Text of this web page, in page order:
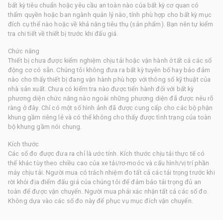
bất kỳ tiêu chuẩn hoặc yêu cầu an toàn nào của bất kỳ cơ quan có
thẩm quyền hoặc ban ngành quản lý nào, tính phù hợp cho bất kỳ mục
đích cụ thể nào hoặc về khả năng tiêu thụ (sản phẩm). Bạn nên tự kiểm
tra chi tiết về thiết bị trước khi đấu giá.
Chức năng
Thiết bị chưa được kiểm nghiệm chịu tải hoặc vận hành ở tất cả các số
động cơ có sẵn. Chúng tôi không đưa ra bất kỳ tuyên bố hay bảo đảm
nào cho thấy thiết bị đang vận hành phù hợp với thông số kỹ thuật của
nhà sản xuất. Chưa có kiểm tra nào được tiến hành đối với bất kỳ
phương diện chức năng nào ngoài những phương diện đã được nêu rõ
ràng ở đây. Chỉ có một số hình ảnh đã được cung cấp cho các bộ phận
khung gầm riêng lẻ và có thể không cho thấy được tình trạng của toàn
bộ khung gầm nói chung.
Kích thước
Các số đo được đưa ra chỉ là ước tính. Kích thước chịu tải thực tế có
thể khác tùy theo chiều cao của xe tải/rơ-moóc và cấu hình/vị trí phần
máy chịu tải. Người mua có trách nhiệm đo tất cả các tải trọng trước khi
rời khỏi địa điểm đấu giá của chúng tôi để đảm bảo tải trọng đủ an
toàn để được vận chuyển. Người mua phải xác nhận tất cả các số đo.
Không dựa vào các số đo này để phục vụ mục đích vận chuyển.